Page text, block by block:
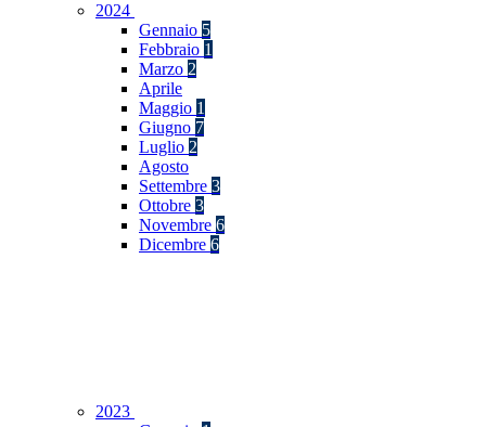
2024
Gennaio 5
Febbraio 1
Marzo 2
Aprile
Maggio 1
Giugno 7
Luglio 2
Agosto
Settembre 3
Ottobre 3
Novembre 6
Dicembre 6
2023